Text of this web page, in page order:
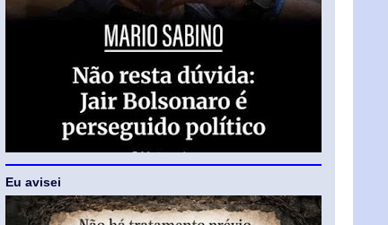
Eu avisei